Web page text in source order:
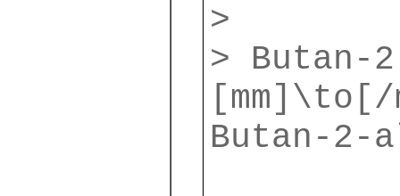
>
>
[mm]\to[/
Butan-2-